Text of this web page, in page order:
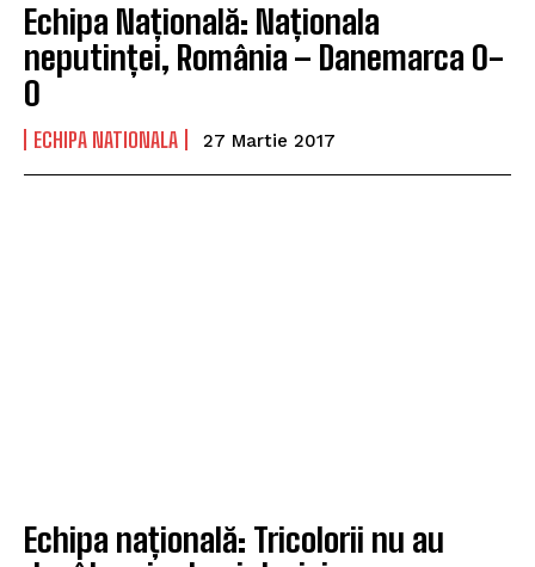
Echipa Națională: Naționala
neputinței, România – Danemarca 0-
0
ECHIPA NATIONALA 27 Martie 2017
Echipa națională: Tricolorii nu au